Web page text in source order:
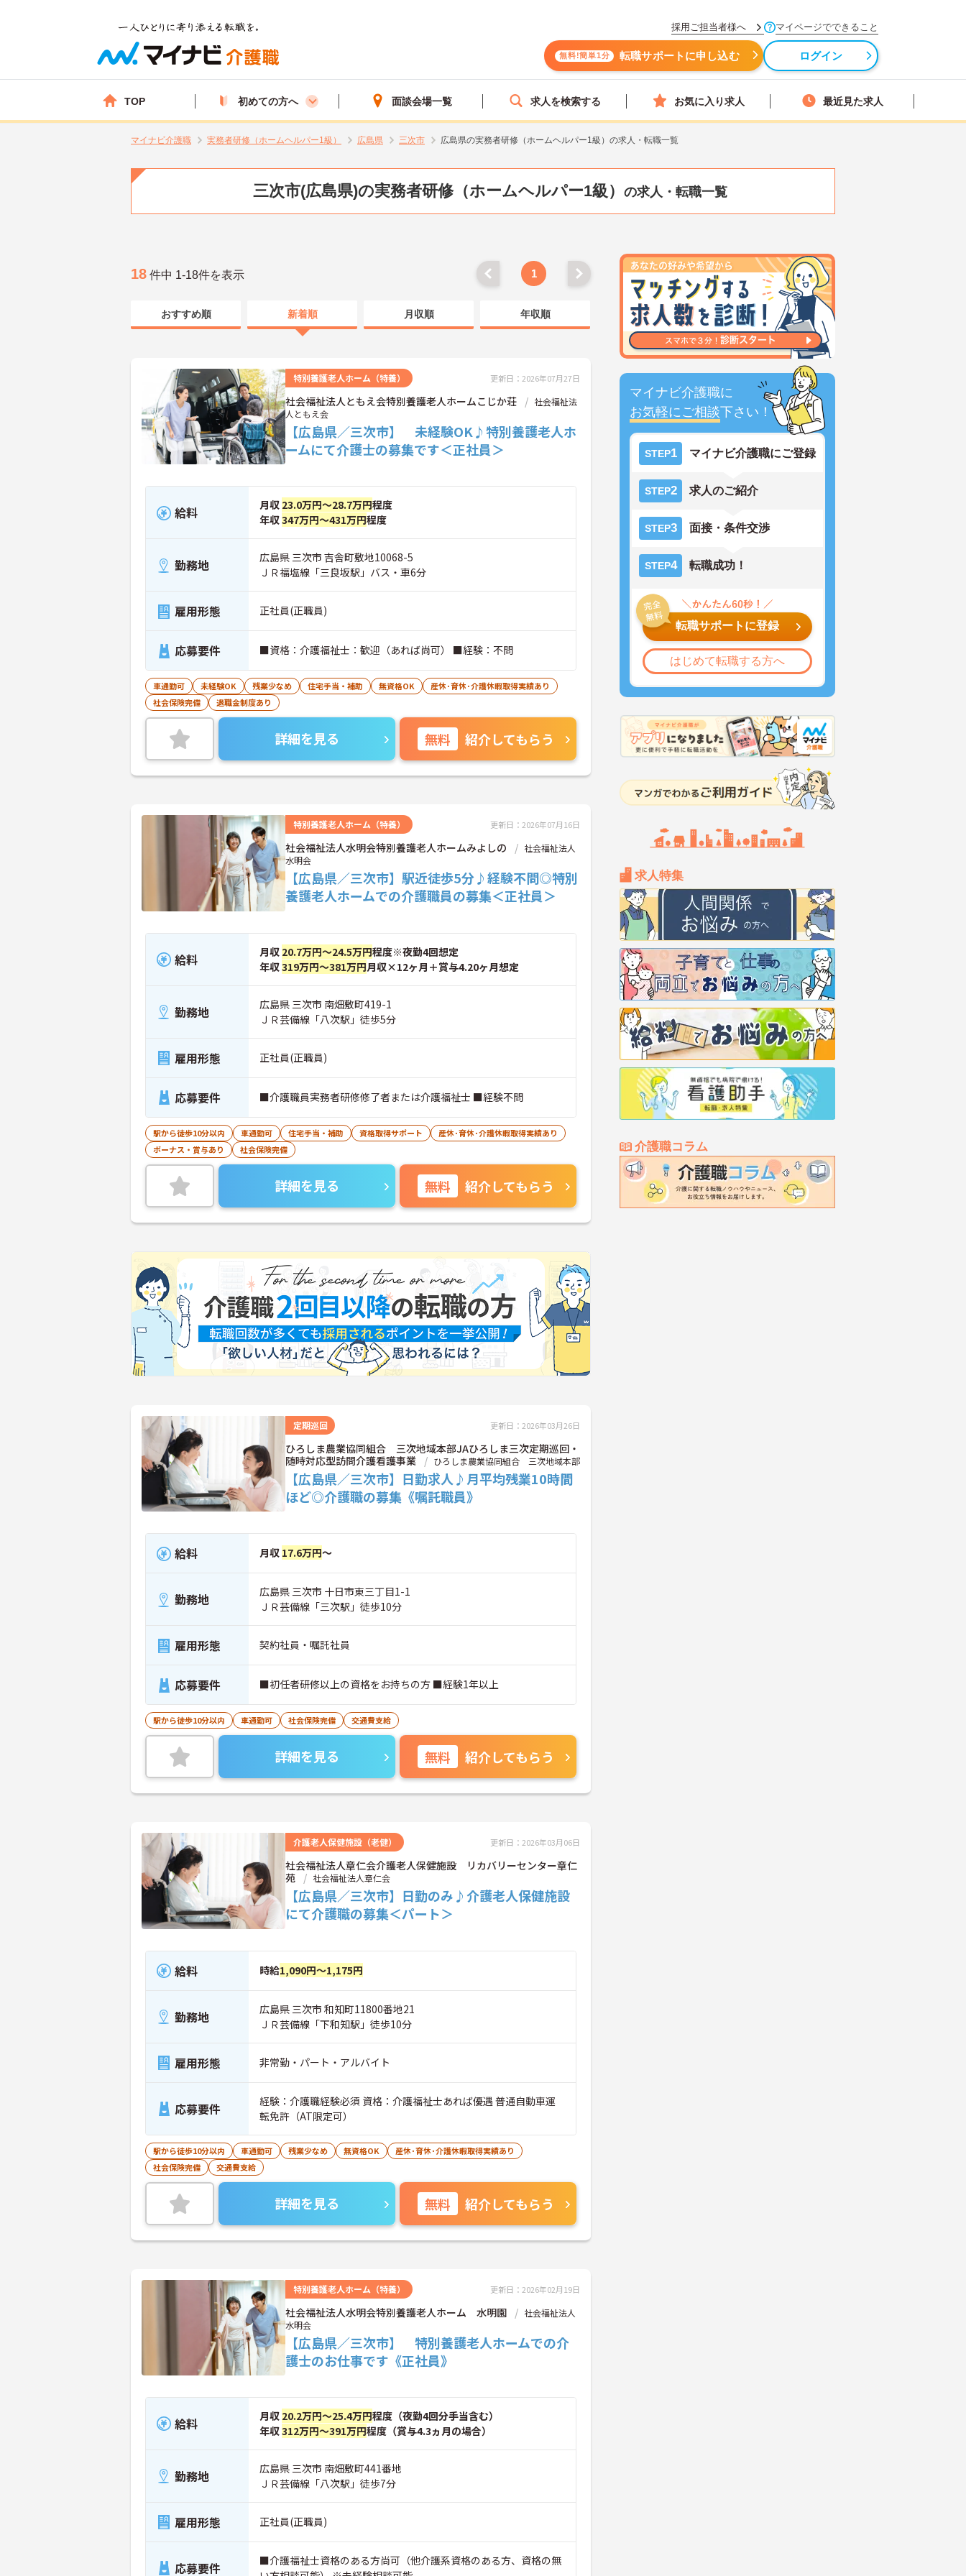
採用ご担当者様へ マイページでできること
無料!簡単1分 転職サポートに申し込む ログイン
TOP 初めての方へ 面談会場一覧 求人を検索する お気に入り求人 最近見た求人
マイナビ介護職 実務者研修（ホームヘルパー1級） 広島県 三次市 広島県の実務者研修（ホームヘルパー1級）の求人・転職一覧
三次市(広島県)の実務者研修（ホームヘルパー1級） の求人・転職一覧
マイナビ介護職に
お気軽にご相談下さい！
STEP1 マイナビ介護職にご登録
STEP2 求人のご紹介
STEP3 面接・条件交渉
STEP4 転職成功！
転職サポートに登録
はじめて転職する方へ
求人特集
介護職コラム
18 件中 1-18件を表示 1
おすすめ順 新着順 月収順 年収順
特別養護老人ホーム（特養） 更新日：2026年07月27日
社会福祉法人ともえ会特別養護老人ホームこじか荘
社会福祉法
人ともえ会
【広島県／三次市】 未経験OK♪特別養護老人ホ
ームにて介護士の募集です＜正社員＞
給料 月収 23.0万円～28.7万円程度
年収347万円～431万円程度
勤務地
広島県 三次市 吉舎町敷地10068-5
ＪＲ福塩線「三良坂駅」バス・車6分
雇用形態 正社員(正職員)
応募要件 ■資格：介護福祉士：歓迎（あれば尚可） ■経験：不問
車通勤可 未経験OK 残業少なめ 住宅手当・補助 無資格OK
産休･育休･介護休暇取得実績あり
社会保険完備
退職金制度あり
詳細を見る 無料 紹介してもらう
特別養護老人ホーム（特養） 更新日：2026年07月16日
社会福祉法人水明会特別養護老人ホームみよしの
社会福祉法人
水明会
【広島県／三次市】駅近徒歩5分♪経験不問◎特別
養護老人ホームでの介護職員の募集＜正社員＞
給料 月収 20.7万円～24.5万円程度※夜勤4回想定
年収319万円～381万円月収×12ヶ月＋賞与4.20ヶ月想定
勤務地
広島県 三次市 南畑敷町419-1
ＪＲ芸備線「八次駅」徒歩5分
雇用形態 正社員(正職員)
応募要件 ■介護職員実務者研修修了者または介護福祉士 ■経験不問
駅から徒歩10分以内 車通勤可 住宅手当・補助 資格取得サポート
産休･育休･介護休暇取得実績あり
ボーナス・賞与あり
社会保険完備
詳細を見る 無料 紹介してもらう
定期巡回 更新日：2026年03月26日
ひろしま農業協同組合 三次地域本部JAひろしま三次定期巡回・
随時対応型訪問介護看護事業
ひろしま農業協同組合 三次地域本部
【広島県／三次市】日勤求人♪月平均残業10時間
ほど◎介護職の募集《嘱託職員》
給料 月収 17.6万円～
勤務地
広島県 三次市 十日市東三丁目1-1
ＪＲ芸備線「三次駅」徒歩10分
雇用形態 契約社員・嘱託社員
応募要件 ■初任者研修以上の資格をお持ちの方 ■経験1年以上
駅から徒歩10分以内 車通勤可 社会保険完備 交通費支給
詳細を見る 無料 紹介してもらう
介護老人保健施設（老健） 更新日：2026年03月06日
社会福祉法人章仁会介護老人保健施設 リカバリーセンター章仁
苑
社会福祉法人章仁会
【広島県／三次市】日勤のみ♪介護老人保健施設
にて介護職の募集＜パート＞
給料 時給1,090円～1,175円
勤務地
広島県 三次市 和知町11800番地21
ＪＲ芸備線「下和知駅」徒歩10分
雇用形態 非常勤・パート・アルバイト
応募要件
経験：介護職経験必須 資格：介護福祉士あれば優遇 普通自動車運
転免許（AT限定可）
駅から徒歩10分以内 車通勤可 残業少なめ 無資格OK
産休･育休･介護休暇取得実績あり
社会保険完備
交通費支給
詳細を見る 無料 紹介してもらう
特別養護老人ホーム（特養） 更新日：2026年02月19日
社会福祉法人水明会特別養護老人ホーム 水明園
社会福祉法人
水明会
【広島県／三次市】 特別養護老人ホームでの介
護士のお仕事です《正社員》
給料 月収 20.2万円～25.4万円程度（夜勤4回分手当含む）
年収312万円～391万円程度（賞与4.3ヵ月の場合）
勤務地
広島県 三次市 南畑敷町441番地
ＪＲ芸備線「八次駅」徒歩7分
雇用形態 正社員(正職員)
応募要件
■介護福祉士資格のある方尚可（他介護系資格のある方、資格の無